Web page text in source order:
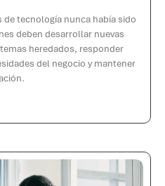
tecnología nunca había sido
deben desarrollar nuevas
heredados, responder
del negocio y mantener